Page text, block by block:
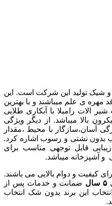
و شیک تولید این شرکت است. این
ی علم میباشند و با بهترین
الات رامیلا با آبکاری طلایی
بالا میباشد. از دیگر ویژگی
آسان،سازگار با محیط ،مقدار
نشتی و رسوب اشاره کرد.
قابل توجهی مناسب برای
و آشپزخانه میباشد.
کیفیت و دوام بالایی می باشند.
۵ سال
ضمانت و خدمات پس از
این برند بدون شک انتخاب